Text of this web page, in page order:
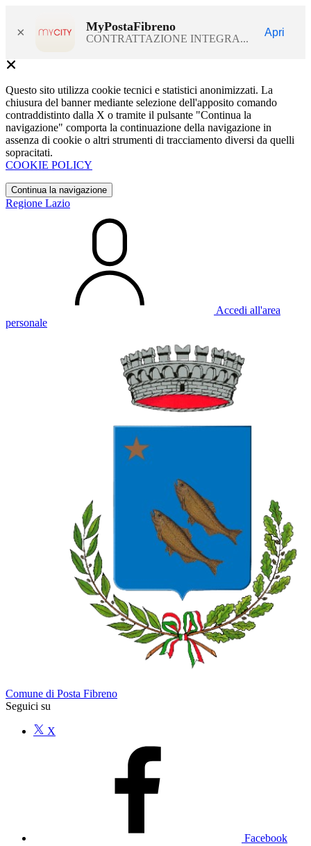
× MyPostaFibreno
CONTRATTAZIONE INTEGRA...
Apri
Questo sito utilizza cookie tecnici e statistici anonimizzati. La
chiusura del banner mediante selezione dell'apposito comando
contraddistinto dalla X o tramite il pulsante "Continua la
navigazione" comporta la continuazione della navigazione in
assenza di cookie o altri strumenti di tracciamento diversi da quelli
sopracitati.
COOKIE POLICY
Continua la navigazione
Regione Lazio
Accedi all'area
personale
Comune di Posta Fibreno
Seguici su
X
Facebook